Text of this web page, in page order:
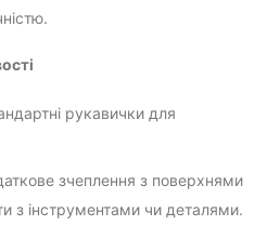
рукавички для
зчеплення з поверхнями
з інструментами чи деталями.